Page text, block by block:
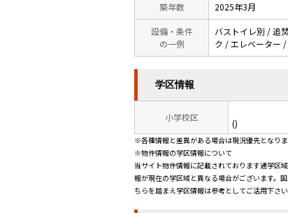
築年数 2025年3月
設備・条件
の一例
バストイレ別 / 追
ク / エレベーター
学区情報
小学校区
()
※各種情報と差異がある場合は現況優先となり
※物件情報の学区情報について
当サイト物件情報に記載されております通学区
報が現在の学区域と異なる場合がございます。
ちらを踏まえ学区情報は参考としてご活用下さい